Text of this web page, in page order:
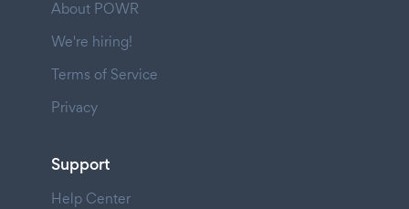
About POWR
We're hiring!
Terms of Service
Privacy
Support
Help Center